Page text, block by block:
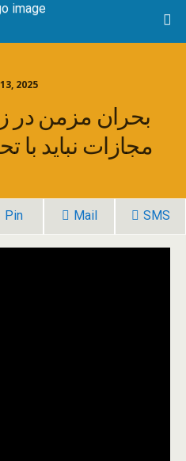
2025
بحران مزمن در
مجازات نباید با
Pin Mail SMS